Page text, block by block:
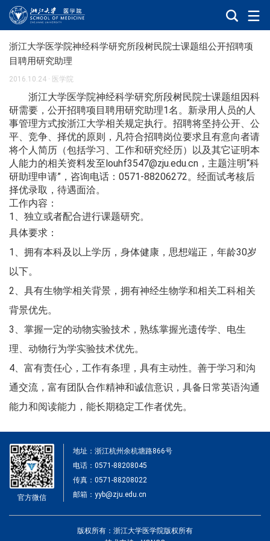
浙江大学医学院神经科学研究所段树民院士课题组公开招聘项
目聘用研究助理
2016.10.24 · 医学院
浙江大学医学院神经科学研究所段树民院士课题组因科
研需要，公开招聘项目聘用研究助理1名。新录用人员的人
事管理方式按浙江大学相关规定执行。招聘将坚持公开、公
平、竞争、择优的原则，凡符合招聘岗位要求且有意向者请
将个人简历（包括学习、工作和研究经历）以及其它证明本
人能力的相关资料发至louhf3547@zju.edu.cn ，主题注明“科
研助理申请”，咨询电话：0571-88206272。经面试考核后
择优录取，待遇面洽。
工作内容：
1、独立或者配合进行课题研究。
具体要求：
1、拥有本科及以上学历，身体健康，思想端正，年龄30岁
以下。
2、具有生物学相关背景，拥有神经生物学和相关工科相关
背景优先。
3、掌握一定的动物实验技术，熟练掌握光遗传学、电生
理、动物行为学实验技术优先。
4、富有责任心，工作有条理，具有主动性。善于学习和沟
通交流，富有团队合作精神和诚信意识，具备日常英语沟通
能力和阅读能力，能长期稳定工作者优先。
官方微信
地址：浙江杭州余杭塘路866号
电话：0571-88208045
传真：0571-88208022
邮箱：yyb@zju.edu.cn
版权所有：浙江大学医学院版权所有